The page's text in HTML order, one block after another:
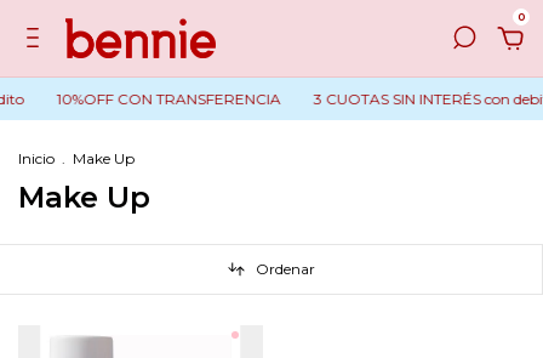
0
10%OFF CON TRANSFERENCIA 3 CUOTAS SIN INTERÉS con
Inicio Make Up
Make Up
Ordenar